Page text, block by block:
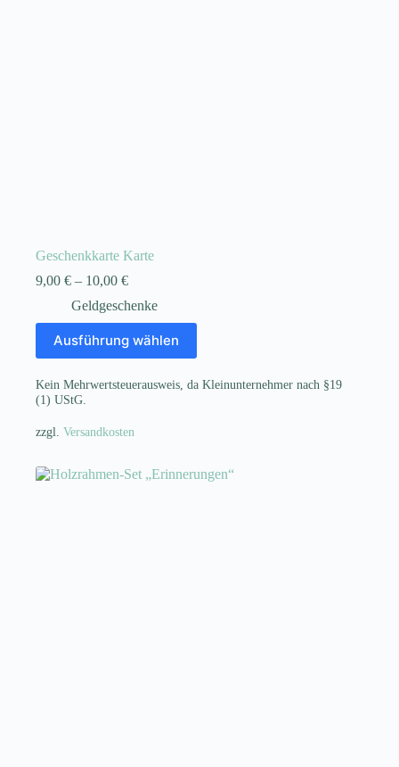
Geschenkkarte Karte
9,00 € – 10,00 €
Geldgeschenke
Ausführung wählen
Dieses
Produkt
weist
mehrere
Varianten
auf.
Die
Optionen
auf
Kein Mehrwertsteuerausweis, da Kleinunternehmer nach §19
(1) UStG.
zzgl. Versandkosten